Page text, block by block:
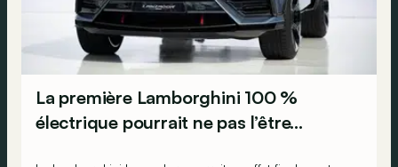
La première Lamborghini 100 %
électrique pourrait ne pas l’être…